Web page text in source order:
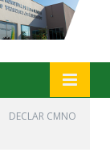
DECLAR CMNO